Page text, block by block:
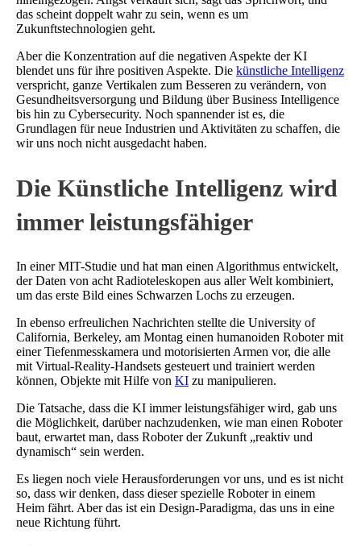
das scheint doppelt wahr zu sein, wenn es um
Zukunftstechnologien geht.
Aber die Konzentration auf die negativen Aspekte der KI
blendet uns für ihre positiven Aspekte. Die künstliche Intelligenz
verspricht, ganze Vertikalen zum Besseren zu verändern, von
Gesundheitsversorgung und Bildung über Business Intelligence
bis hin zu Cybersecurity. Noch spannender ist es, die
Grundlagen für neue Industrien und Aktivitäten zu schaffen, die
wir uns noch nicht ausgedacht haben.
Die Künstliche Intelligenz wird
immer leistungsfähiger
In einer MIT-Studie und hat man einen Algorithmus entwickelt,
der Daten von acht Radioteleskopen aus aller Welt kombiniert,
um das erste Bild eines Schwarzen Lochs zu erzeugen.
In ebenso erfreulichen Nachrichten stellte die University of
California, Berkeley, am Montag einen humanoiden Roboter mit
einer Tiefenmesskamera und motorisierten Armen vor, die alle
mit Virtual-Reality-Handsets gesteuert und trainiert werden
können, Objekte mit Hilfe von KI zu manipulieren.
Die Tatsache, dass die KI immer leistungsfähiger wird, gab uns
die Möglichkeit, darüber nachzudenken, wie man einen Roboter
baut, erwartet man, dass Roboter der Zukunft „reaktiv und
dynamisch“ sein werden.
Es liegen noch viele Herausforderungen vor uns, und es ist nicht
so, dass wir denken, dass dieser spezielle Roboter in einem
Heim fährt. Aber das ist ein Design-Paradigma, das uns in eine
neue Richtung führt.